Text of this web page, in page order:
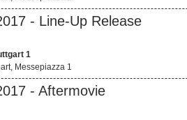
- Line-Up Release
1
Messepiazza 1
- Aftermovie